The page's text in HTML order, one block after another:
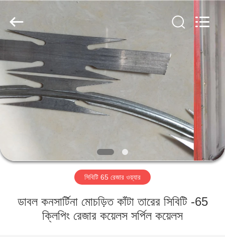
পণ্য
কারখানা
সরবরাহকারী.
Copyright
2019
All
Rights
Reserved.
সিবিটি 65 রেজার ওয়্যার
ডাবল কনসার্টিনা মোচড়িত কাঁটা তারের সিবিটি -65
ক্লিপিং রেজার কয়েলস সর্পিল কয়েলস